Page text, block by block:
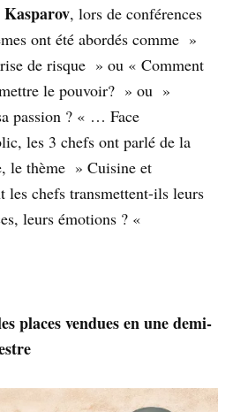
, lors de conférences
ont été abordés comme »
de risque » ou « Comment
le pouvoir? » ou »
passion ? « … Face
les 3 chefs ont parlé de la
le thème » Cuisine et
les chefs transmettent-ils leurs
leurs émotions ? «
places vendues en une demi-